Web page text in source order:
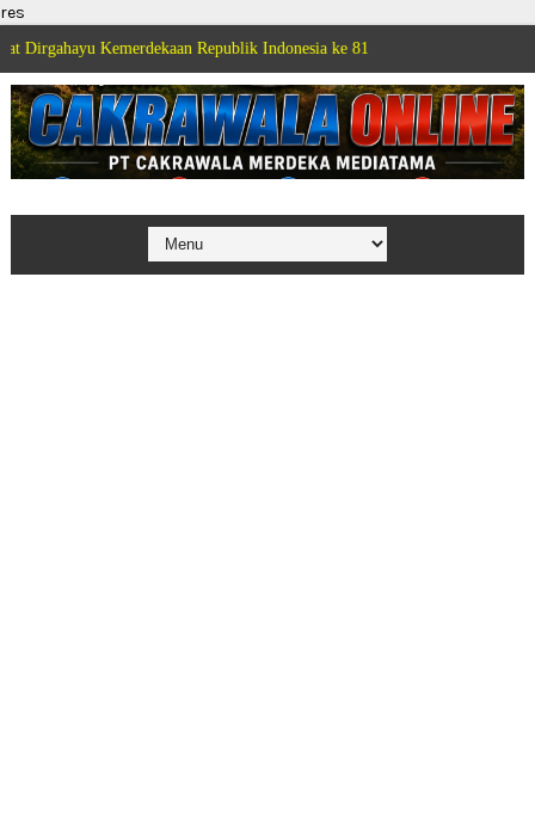
res
Republik Indonesia ke 81